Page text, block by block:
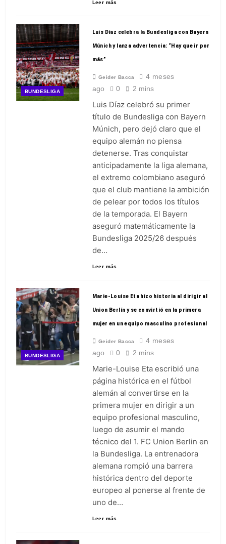
Leer más
BUNDESLIGA
Luis Díaz celebra la Bundesliga con Bayern
Múnich y lanza advertencia: “Hay que ir por
más”
Geider Bacca
4 meses
ago
0 2 mins
Luis Díaz celebró su primer
título de Bundesliga con Bayern
Múnich, pero dejó claro que el
equipo alemán no piensa
detenerse. Tras conquistar
anticipadamente la liga alemana,
el extremo colombiano aseguró
que el club mantiene la ambición
de pelear por todos los títulos
de la temporada. El Bayern
aseguró matemáticamente la
Bundesliga 2025/26 después
de…
Leer más
BUNDESLIGA
Marie-Louise Eta hizo historia al dirigir al
Union Berlín y se convirtió en la primera
mujer en un equipo masculino profesional
Geider Bacca
4 meses
ago
0 2 mins
Marie-Louise Eta escribió una
página histórica en el fútbol
alemán al convertirse en la
primera mujer en dirigir a un
equipo profesional masculino,
luego de asumir el mando
técnico del 1. FC Union Berlin en
la Bundesliga. La entrenadora
alemana rompió una barrera
histórica dentro del deporte
europeo al ponerse al frente de
uno de…
Leer más